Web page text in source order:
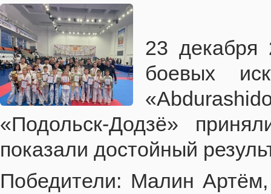
23 декабря
боевых
«Подольск-Додзё»
показали достойный
Победители: Малин